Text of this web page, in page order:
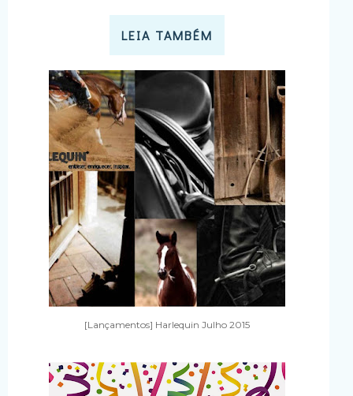
LEIA TAMBÉM
[Lançamentos] Harlequin Julho 2015